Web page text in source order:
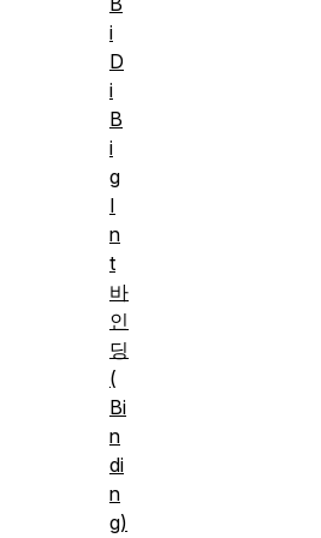
i
D
i
B
i
g
I
n
t
바
인
딩
(
Bi
n
di
n
g)